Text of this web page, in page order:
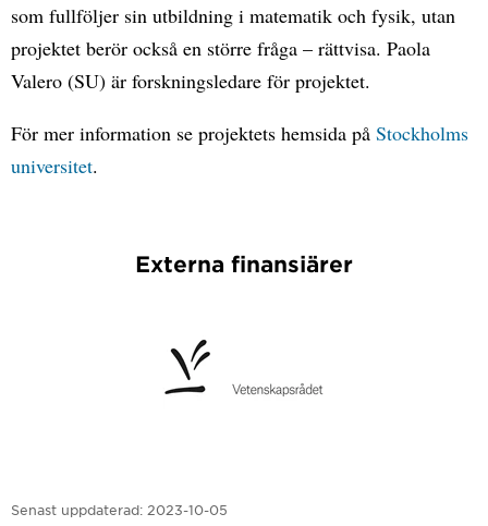
som fullföljer sin utbildning i matematik och fysik, utan
projektet berör också en större fråga – rättvisa. Paola
Valero (SU) är forskningsledare för projektet.
För mer information se projektets hemsida på Stockholms
universitet.
Externa finansiärer
Senast uppdaterad: 2023-10-05